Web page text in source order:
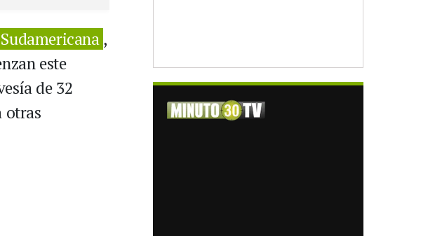
Sudamericana ,
este
de 32
otras